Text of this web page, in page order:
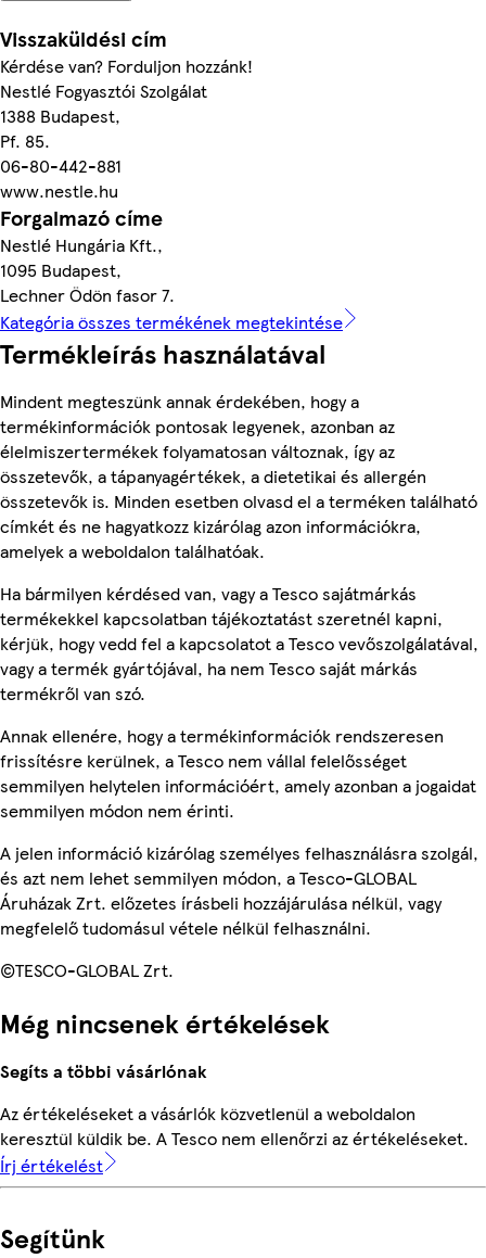
Visszaküldési cím
Kérdése van? Forduljon hozzánk!
Nestlé Fogyasztói Szolgálat
1388 Budapest,
Pf. 85.
06-80-442-881
www.nestle.hu
Forgalmazó címe
Nestlé Hungária Kft.,
1095 Budapest,
Lechner Ödön fasor 7.
Kategória összes termékének megtekintése
Termékleírás használatával
Mindent megteszünk annak érdekében, hogy a
termékinformációk pontosak legyenek, azonban az
élelmiszertermékek folyamatosan változnak, így az
összetevők, a tápanyagértékek, a dietetikai és allergén
összetevők is. Minden esetben olvasd el a terméken található
címkét és ne hagyatkozz kizárólag azon információkra,
amelyek a weboldalon találhatóak.
Ha bármilyen kérdésed van, vagy a Tesco sajátmárkás
termékekkel kapcsolatban tájékoztatást szeretnél kapni,
kérjük, hogy vedd fel a kapcsolatot a Tesco vevőszolgálatával,
vagy a termék gyártójával, ha nem Tesco saját márkás
termékről van szó.
Annak ellenére, hogy a termékinformációk rendszeresen
frissítésre kerülnek, a Tesco nem vállal felelősséget
semmilyen helytelen információért, amely azonban a jogaidat
semmilyen módon nem érinti.
A jelen információ kizárólag személyes felhasználásra szolgál,
és azt nem lehet semmilyen módon, a Tesco-GLOBAL
Áruházak Zrt. előzetes írásbeli hozzájárulása nélkül, vagy
megfelelő tudomásul vétele nélkül felhasználni.
©TESCO-GLOBAL Zrt.
Még nincsenek értékelések
Segíts a többi vásárlónak
Az értékeléseket a vásárlók közvetlenül a weboldalon
keresztül küldik be. A Tesco nem ellenőrzi az értékeléseket.
Írj értékelést
Segítünk